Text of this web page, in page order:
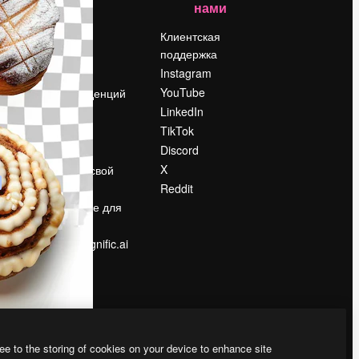
Цены
О нас
Reviews
Вакансии
Поиск тенденций
Блог
События
Slidesgo
Продайте свой
контент
Помещение для
прессы
Ищете magnific.ai
нами
Клиентская
поддержка
Instagram
YouTube
LinkedIn
TikTok
Discord
X
Reddit
to the storing of cookies on your device to enhance site